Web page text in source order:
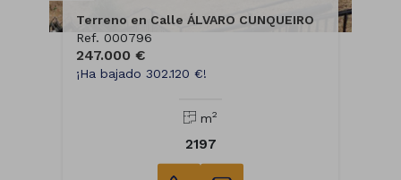
Terreno en Calle ÁLVARO CUNQUEIRO
Ref. 000796
247.000 €
¡Ha bajado 302.120 €!
m2
2197